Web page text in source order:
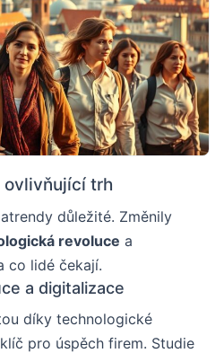
trh
důležité. Změnily
revoluce a
co lidé čekají.
a digitalizace
díky technologické
pro úspěch firem. Studie